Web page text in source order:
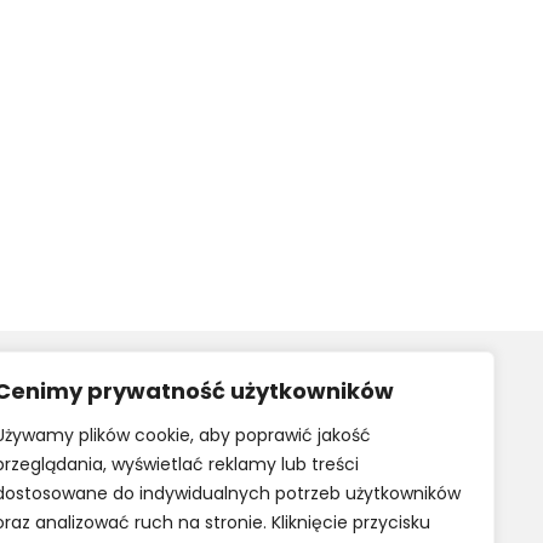
prywatność użytkowników
plików cookie, aby poprawić jakość
wyświetlać reklamy lub treści
do indywidualnych potrzeb użytkowników
analizować ruch na stronie. Kliknięcie przycisku